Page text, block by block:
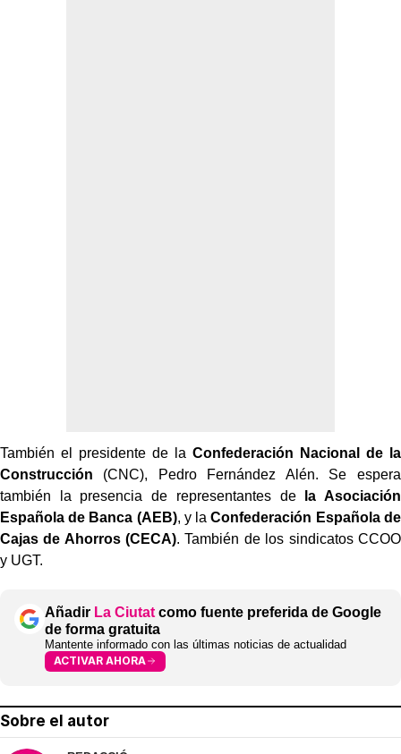
También el presidente de la Confederación Nacional de la
Construcción (CNC), Pedro Fernández Alén. Se espera
también la presencia de representantes dela Asociación
Española de Banca (AEB), y laConfederación Española de
Cajas de Ahorros (CECA). También de los sindicatos CCOO
y UGT.
Añadir La Ciutat como fuente preferida de Google
de forma gratuita
Mantente informado con las últimas noticias de actualidad
ACTIVAR AHORA
Sobre el autor